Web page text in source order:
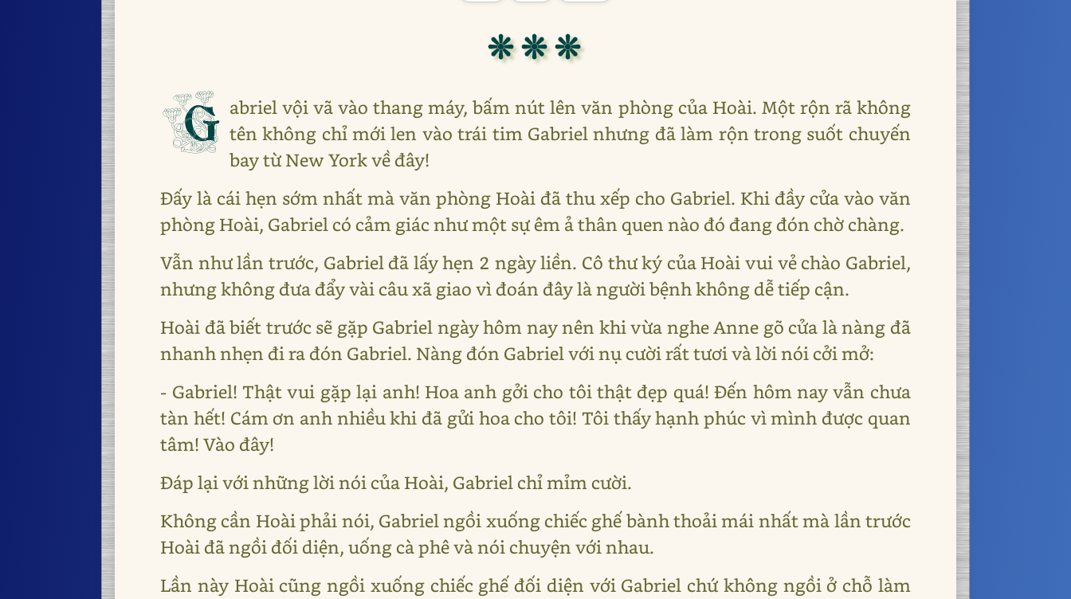
❊ ❊ ❊
G abriel vội vã vào thang máy, bấm nút lên văn phòng của Hoài. Một rộn rã không
tên không chỉ mới len vào trái tim Gabriel nhưng đã làm rộn trong suốt chuyến
bay từ New York về đây!
Đấy là cái hẹn sớm nhất mà văn phòng Hoài đã thu xếp cho Gabriel. Khi đầy cửa vào văn
phòng Hoài, Gabriel có cảm giác như một sự êm ả thân quen nào đó đang đón chờ chàng.
Vẫn như lần trước, Gabriel đã lấy hẹn 2 ngày liền. Cô thư ký của Hoài vui vẻ chào Gabriel,
nhưng không đưa đẩy vài câu xã giao vì đoán đây là người bệnh không dễ tiếp cận.
Hoài đã biết trước sẽ gặp Gabriel ngày hôm nay nên khi vừa nghe Anne gõ cửa là nàng đã
nhanh nhẹn đi ra đón Gabriel. Nàng đón Gabriel với nụ cười rất tươi và lời nói cởi mở:
- Gabriel! Thật vui gặp lại anh! Hoa anh gởi cho tôi thật đẹp quá! Đến hôm nay vẫn chưa
tàn hết! Cám ơn anh nhiều khi đã gửi hoa cho tôi! Tôi thấy hạnh phúc vì mình được quan
tâm! Vào đây!
Đáp lại với những lời nói của Hoài, Gabriel chỉ mỉm cười.
Không cần Hoài phải nói, Gabriel ngồi xuống chiếc ghế bành thoải mái nhất mà lần trước
Hoài đã ngồi đối diện, uống cà phê và nói chuyện với nhau.
Lần này Hoài cũng ngồi xuống chiếc ghế đối diện với Gabriel chứ không ngồi ở chỗ làm